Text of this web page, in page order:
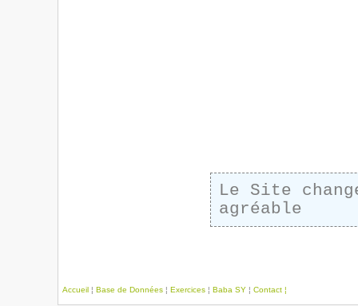
Le Site
agréable
Accueil¦ Base de Données¦ Exercices¦ Baba SY¦ Contact ¦